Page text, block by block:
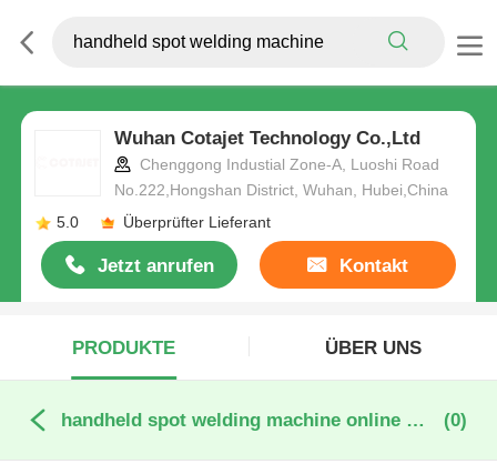
Wuhan Cotajet Technology Co.,Ltd
Chenggong Industial Zone-A, Luoshi Road
No.222,Hongshan District, Wuhan, Hubei,China
5.0
Überprüfter Lieferant
Jetzt anrufen Kontakt
PRODUKTE ÜBER UNS
handheld spot welding machine online manufacture (0)